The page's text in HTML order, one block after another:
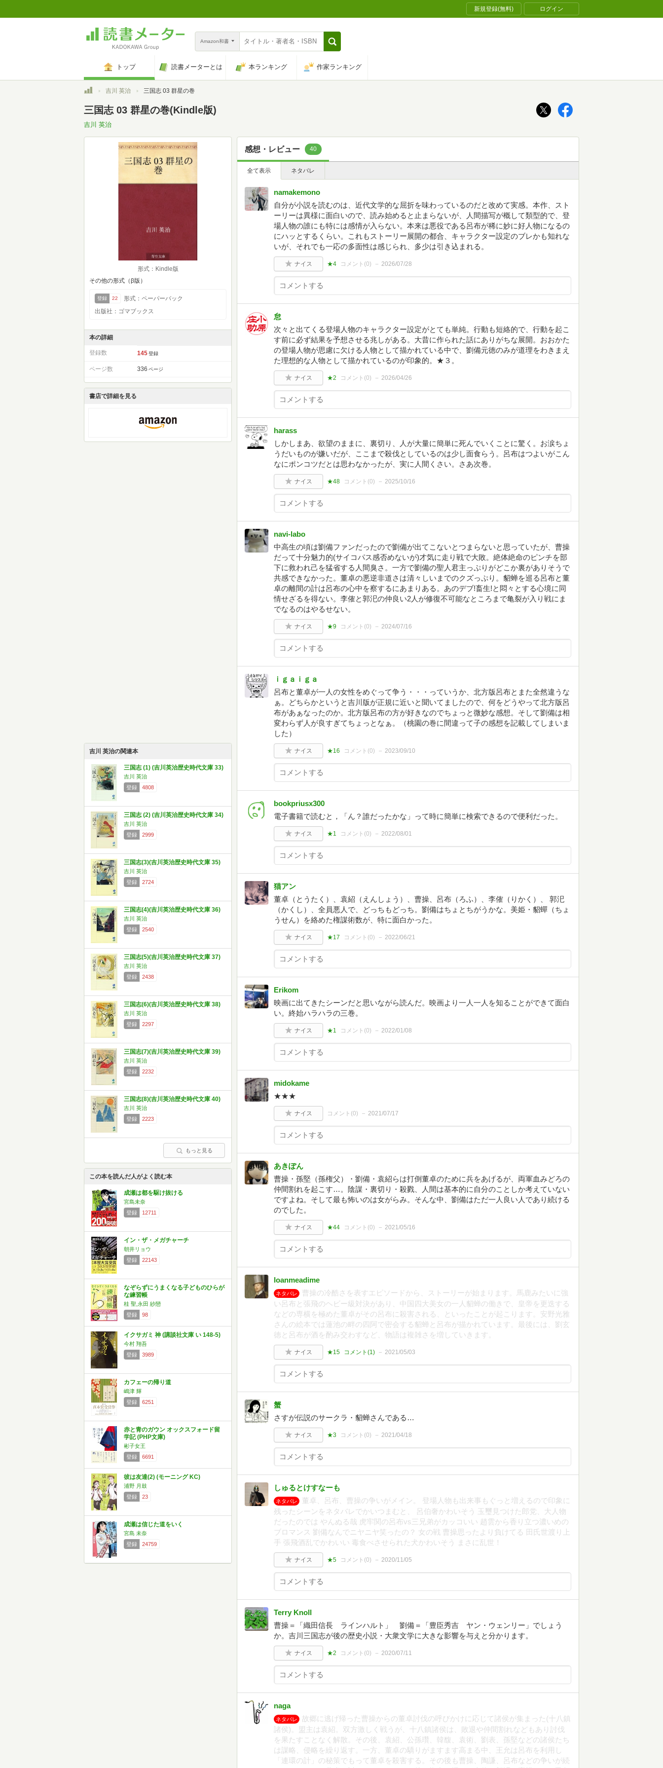
新規登録(無料) ログイン
Amazon和書
トップ 読書メーターとは 本ランキング 作家ランキング
トップ吉川 英治 三国志 03 群星の巻
三国志 03 群星の巻(Kindle版)
吉川 英治
形式：Kindle版
その他の形式（β版）
登録 22
形式：ペーパーバック
出版社：ゴマブックス
本の詳細
登録数 145 登録
ページ数 336 ページ
書店で詳細を見る
吉川 英治の関連本
三国志 (1) (吉川英治歴史時代文庫 33)
吉川 英治
登録
4808
三国志 (2) (吉川英治歴史時代文庫 34)
吉川 英治
登録
2999
三国志(3)(吉川英治歴史時代文庫 35)
吉川 英治
登録
2724
三国志(4)(吉川英治歴史時代文庫 36)
吉川 英治
登録
2540
三国志(5)(吉川英治歴史時代文庫 37)
吉川 英治
登録
2438
三国志(6)(吉川英治歴史時代文庫 38)
吉川 英治
登録
2297
三国志(7)(吉川英治歴史時代文庫 39)
吉川 英治
登録
2232
三国志(8)(吉川英治歴史時代文庫 40)
吉川 英治
登録
2223
もっと見る
この本を読んだ人がよく読む本
成瀬は都を駆け抜ける
宮島未奈
登録
12711
イン・ザ・メガチャーチ
朝井リョウ
登録
22143
なぞらずにうまくなる子どものひらが
な練習帳
桂 聖,永田 紗戀
登録
98
イクサガミ 神 (講談社文庫 い 148-5)
今村 翔吾
登録
3989
カフェーの帰り道
嶋津 輝
登録
6251
赤と青のガウン オックスフォード留
学記 (PHP文庫)
彬子女王
登録
6691
彼は友達(2) (モーニング KC)
浦野 月鼓
登録
23
成瀬は信じた道をいく
宮島 未奈
登録
24759
感想・レビュー 40
全て表示 ネタバレ
namakemono
自分が小説を読むのは、近代文学的な屈折を味わっているのだと改めて実感。本作、スト
ーリーは異様に面白いので、読み始めると止まらないが、人間描写が概して類型的で、登
場人物の誰にも特には感情が入らない。本来は悪役である呂布が稀に妙に好人物になるの
にハッとするくらい。これもストーリー展開の都合、キャラクター設定のブレかも知れな
いが、それでも一応の多面性は感じられ、多少は引き込まれる。
ナイス ★4 コメント(0) 2026/07/28
怠
次々と出てくる登場人物のキャラクター設定がとても単純。行動も短絡的で、行動を起こ
す前に必ず結果を予想させる兆しがある。大昔に作られた話にありがちな展開。おおかた
の登場人物が思慮に欠ける人物として描かれている中で、劉備元徳のみが道理をわきまえ
た理想的な人物として描かれているのが印象的。★３。
ナイス ★2 コメント(0) 2026/04/26
harass
しかしまあ、欲望のままに、裏切り、人が大量に簡単に死んでいくことに驚く。お涙ちょ
うだいものが嫌いだが、ここまで殺伐としているのは少し面食らう。呂布はつよいがこん
なにポンコツだとは思わなかったが、実に人間くさい。さあ次巻。
ナイス ★48 コメント(0) 2025/10/16
navi-labo
中高生の頃は劉備ファンだったので劉備が出てこないとつまらないと思っていたが、曹操
だって十分魅力的(サイコパス感否めないが)才気に走り戦で大敗。絶体絶命のピンチを部
下に救われ己を猛省する人間臭さ。一方で劉備の聖人君主っぷりがどこか裏がありそうで
共感できなかった。董卓の悪逆非道さは清々しいまでのクズっぷり。貂蝉を巡る呂布と董
卓の離間の計は呂布の心中を察するにあまりある。あのデブ!畜生!と悶々とする心境に同
情せざるを得ない。李傕と郭汜の仲良い2人が修復不可能なところまで亀裂が入り戦にま
でなるのはやるせない。
ナイス ★9 コメント(0) 2024/07/16
ｉｇａｉｇａ
呂布と董卓が一人の女性をめぐって争う・・・っていうか、北方版呂布とまた全然違うな
ぁ。どちらかというと吉川版が正規に近いと聞いてましたので、何をどうやって北方版呂
布があぁなったのか。北方版呂布の方が好きなのでちょっと微妙な感想。そして劉備は相
変わらず人が良すぎてちょっとなぁ。（桃園の巻に間違って子の感想を記載してしまいま
した）
ナイス ★16 コメント(0) 2023/09/10
bookpriusx300
電子書籍で読むと，「ん？誰だったかな」って時に簡単に検索できるので便利だった。
ナイス ★1 コメント(0) 2022/08/01
猫アン
董卓（とうたく）、袁紹（えんしょう）、曹操、呂布（ろふ）、李傕（りかく）、 郭汜
（かくし）、全員悪人で、どっちもどっち。劉備はちょとちがうかな。美姫・貂蟬（ちょ
うせん）を絡めた権謀術数が、特に面白かった。
ナイス ★17 コメント(0) 2022/06/21
Erikom
映画に出てきたシーンだと思いながら読んだ。映画より一人一人を知ることができて面白
い。終始ハラハラの三巻。
ナイス ★1 コメント(0) 2022/01/08
midokame
★★★
ナイス コメント(0) 2021/07/17
あきぽん
曹操・孫堅（孫権父）・劉備・袁紹らは打倒董卓のために兵をあげるが、両軍血みどろの
仲間割れを起こす…。陰謀・裏切り・殺戮、人間は基本的に自分のことしか考えていない
ですよね。そして最も怖いのは女がらみ。そんな中、劉備はただ一人良い人であり続ける
のでした。
ナイス ★44 コメント(0) 2021/05/16
loanmeadime
ネタバレ
曹操の冷酷さを表すエピソードから、ストーリーが始まります。馬鹿みたいに強
い呂布と張飛のヘビー級対決があり、中国四大美女の一人貂蝉の働きで、皇帝を更迭する
などの専横を極めた董卓がその呂布に殺害される、といったことが起こります。安野光雅
さんの絵本では蓮池の畔の四阿で密会する貂蝉と呂布が描かれています。最後には、劉玄
徳と呂布が酒を酌み交わすなど、物語は複雑さを増していきます。
ナイス ★15 コメント(1) 2021/05/03
蟹
さすが伝説のサークラ・貂蝉さんである…
ナイス ★3 コメント(0) 2021/04/18
しゅるとけすなーも
ネタバレ
董卓、呂布、曹操の争いがメイン。 登場人物も出来事もぐっと増えるので印象に
残ったシーンをネタバレでかいつまむと、 呂伯奢かわいそう 玉璽見つけた郎党、大人物
だったのでは やんぬる哉 虎牢関の呂布vs三兄弟がカッコいい 趙雲から香り立つ濃いめの
ブロマンス 劉備なんでニヤニヤ笑ったの？ 女の戦 曹操思ったより負けてる 田氏世渡り上
手 張飛酒乱でかわいい 毒食べさせられた犬かわいそう まさに乱世！
ナイス ★5 コメント(0) 2020/11/05
Terry Knoll
曹操＝「織田信長 ラインハルト」 劉備＝「豊臣秀吉 ヤン・ウェンリー」でしょう
か。吉川三国志が後の歴史小説・大衆文学に大きな影響を与えと分かります。
ナイス ★2 コメント(0) 2020/07/11
naga
ネタバレ
故郷に逃げ帰った曹操からの董卓討伐の呼びかけに応じて諸侯が集まった(十八鎮
諸侯)。盟主は袁紹。双方激しく戦うが、十八鎮諸侯は、敗退や仲間割れなどもあり討伐
を果たすことなく解散。その後、袁紹、公孫瓚、韓馥、袁術、劉表、孫堅などの諸侯たち
は謀略、侵略を繰り返す。一方、董卓の驕りがますます高まる中、王允は呂布を利用し
「連環の計」の秘策でもって董卓を殺害する。その後も曹操、陶謙、呂布などの争いが続